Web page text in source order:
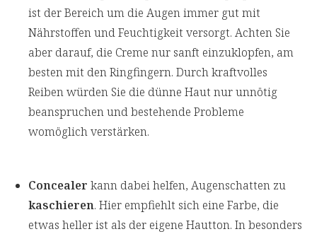
ist der Bereich um die Augen immer gut mit
Nährstoffen und Feuchtigkeit versorgt. Achten Sie
aber darauf, die Creme nur sanft einzuklopfen, am
besten mit den Ringfingern. Durch kraftvolles
Reiben würden Sie die dünne Haut nur unnötig
beanspruchen und bestehende Probleme
womöglich verstärken.
Concealer kann dabei helfen, Augenschatten zu
kaschieren. Hier empfiehlt sich eine Farbe, die
etwas heller ist als der eigene Hautton. In besonders